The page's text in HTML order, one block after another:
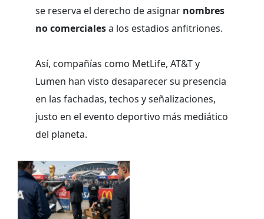
se reserva el derecho de asignar nombres
no comercialesa los estadios anfitriones.
Así, compañías como MetLife, AT&T y
Lumen han visto desaparecer su presencia
en las fachadas, techos y señalizaciones,
justo en el evento deportivo más mediático
del planeta.